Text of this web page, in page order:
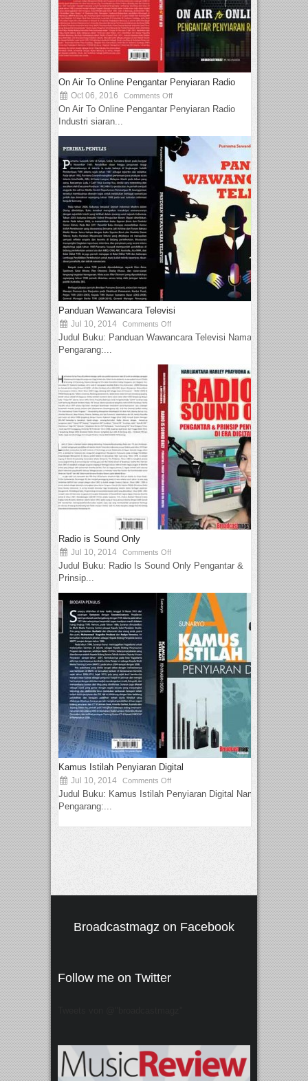
On Air To Online Pengantar Penyiaran Radio
Oct 06, 2016 Comments Off
On Air To Online Pengantar Penyiaran Radio
Industri siaran...
Panduan Wawancara Televisi
Jul 10, 2014 Comments Off
Judul Buku: Panduan Wawancara Televisi Nama
Pengarang:...
Radio is Sound Only
Jul 10, 2014 Comments Off
Judul Buku: Radio Is Sound Only Pengantar &
Prinsip...
Kamus Istilah Penyiaran Digital
Jul 10, 2014 Comments Off
Judul Buku: Kamus Istilah Penyiaran Digital Nama
Pengarang:...
Broadcastmagz on Facebook
Follow me on Twitter